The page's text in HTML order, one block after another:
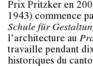
Prix Pritzker en
1943) commence
Schule für
l’architecture au
travaille pendant
historiques du